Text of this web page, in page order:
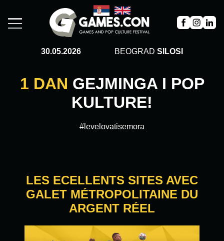
30.05.2026 BEOGRAD SILOSI
1 DAN GEJMINGA I POP
KULTURE!
#levelovatisemora
LES ECELLENTS SITES AVEC
GALET MÉTROPOLITAINE DU
ARGENT RÉEL